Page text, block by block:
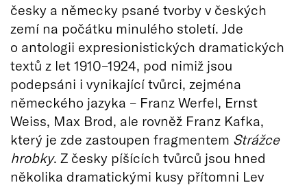
česky a německy psané tvorby v českých
zemí na počátku minulého století. Jde
o antologii expresionistických dramatických
textů z let 1910–1924, pod nimiž jsou
podepsáni i vynikající tvůrci, zejména
německého jazyka – Franz Werfel, Ernst
Weiss, Max Brod, ale rovněž Franz Kafka,
který je zde zastoupen fragmentem Strážce
hrobky. Z česky píšících tvůrců jsou hned
několika dramatickými kusy přítomni Lev